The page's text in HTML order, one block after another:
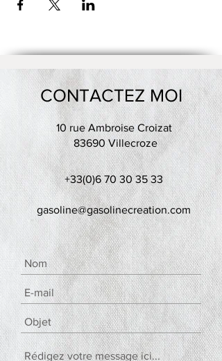
CONTACTEZ MOI
10 rue Ambroise Croizat
83690 Villecroze
+33(0)6 70 30 35 33
gasoline@gasolinecreation.com